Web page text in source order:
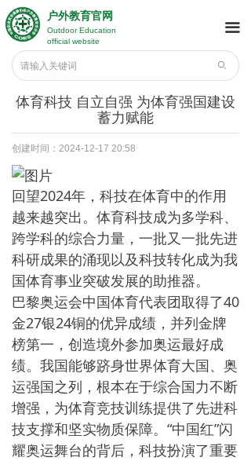
户外教育官网
Outdoor Education
official website
ꄙ
끀
创建时间： 2024-12-17 20:58
回望2024年，科技在体育中的作用
越来越突出。体育科技成为多学科、
跨学科的综合力量，一批又一批先进
科研成果的涌现以及科技转化成为我
国体育事业突破发展的助推器。
巴黎奥运会中国体育代表团取得了40
金27银24铜的优异成绩，并列金牌
榜第一，创造境外参加奥运最好成
绩。我国能够跻身世界体育大国、奥
运强国之列，根本在于综合国力不断
增强，为体育竞技训练提供了先进科
技支撑和坚实物质保障。“中国红”闪
耀奥运舞台的背后，科技扮演了重要
体育科技 自立自强 为体育强国建设
蓄力赋能